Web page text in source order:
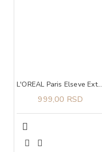
L'OREAL Paris Elseve Extraordinary Ulje za sve tipove kose 100 ml
999,00 RSD